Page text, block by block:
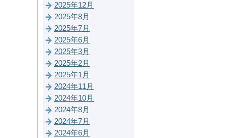
2025年12月
2025年8月
2025年7月
2025年6月
2025年3月
2025年2月
2025年1月
2024年11月
2024年10月
2024年8月
2024年7月
2024年6月